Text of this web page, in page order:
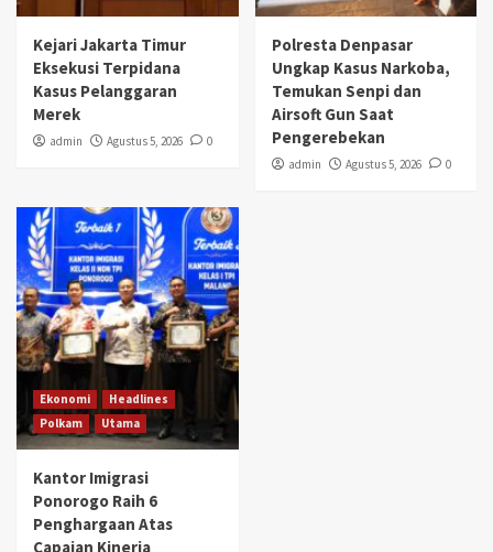
Kejari Jakarta Timur
Eksekusi Terpidana
Kasus Pelanggaran
Merek
admin Agustus 5, 2026 0
Polresta Denpasar
Ungkap Kasus Narkoba,
Temukan Senpi dan
Airsoft Gun Saat
Pengerebekan
admin Agustus 5, 2026 0
Ekonomi
Headlines
Polkam
Utama
Kantor Imigrasi
Ponorogo Raih 6
Penghargaan Atas
Capaian Kinerja